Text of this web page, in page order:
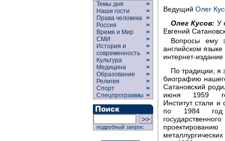
Темы дня
>
Наши гости
>
Права человека >
Россия
>
Время и Мир
>
СМИ
>
История и
современность
>
>
Культура
>
Медицина
>
Образование
>
Религия
>
Спорт
>
Спецпрограммы >
подробный запрос
Ведущий Олег
Олег Кусов: У
Евгений
Вопросы ему
английском
интернет-
По традиции, я
биографию
Сатановский
июня 1959
Институт стали
по 1984
проектированию